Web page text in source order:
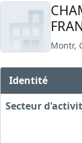
Montr,
Identité
Secteur